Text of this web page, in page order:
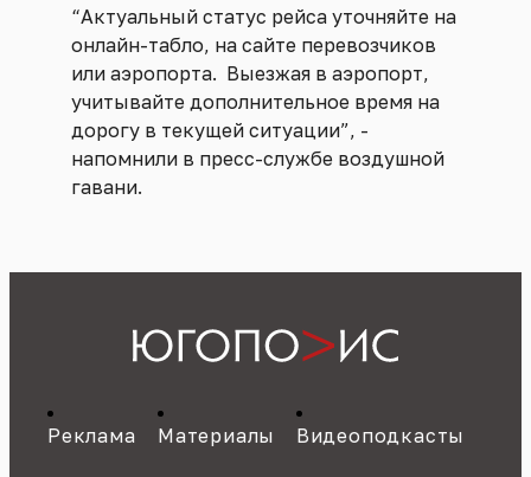
“Актуальный статус рейса уточняйте на
онлайн-табло, на сайте перевозчиков
или аэропорта. Выезжая в аэропорт,
учитывайте дополнительное время на
дорогу в текущей ситуации”, -
напомнили в пресс-службе воздушной
гавани.
Реклама Материалы Видеоподкасты